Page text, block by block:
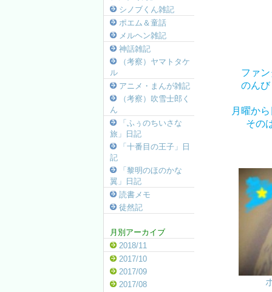
シノブくん雑記
ポエム＆童話
メルヘン雑記
神話雑記
（考察）ヤマトタケ
ル
アニメ・まんが雑記
（考察）吹雪士郎く
ん
「ふぅのちいさな
旅」日記
「十番目の王子」日
記
「黎明のほのかな
翼」日記
読書メモ
徒然記
月別アーカイブ
2018/11
2017/10
2017/09
2017/08
ファ
のん
月曜か
その